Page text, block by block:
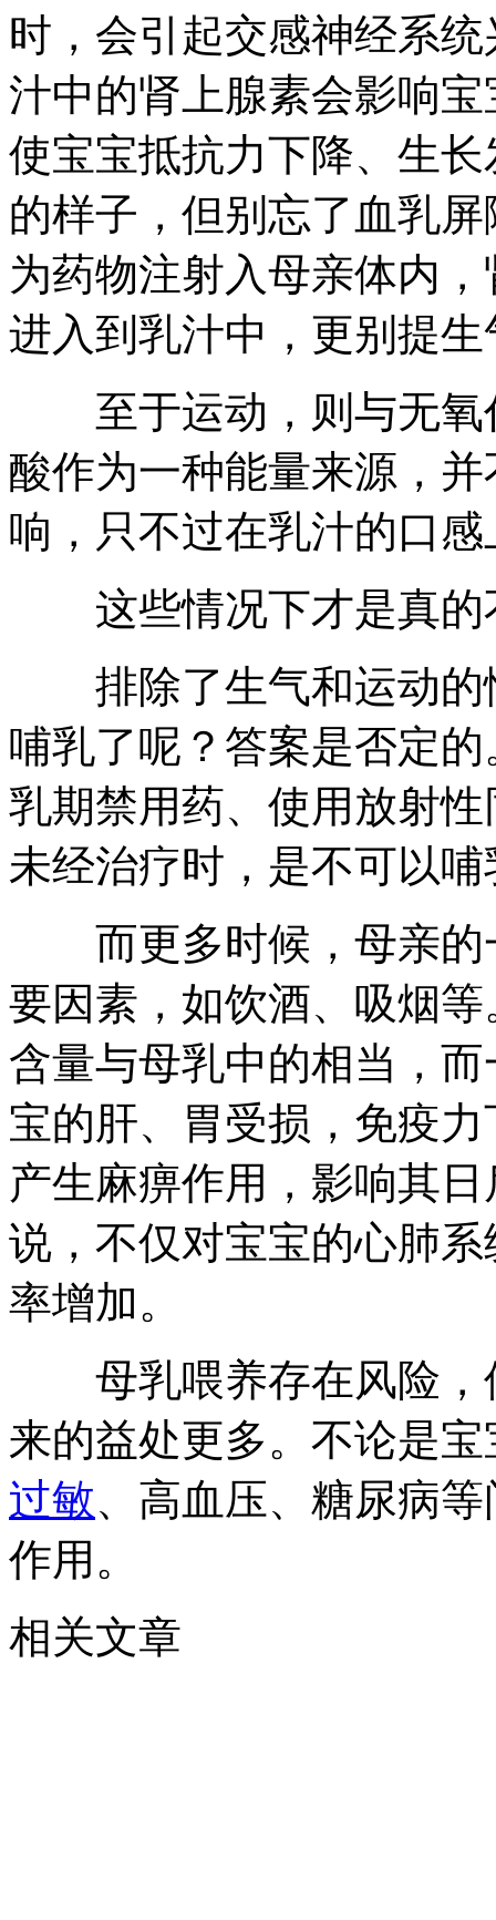
时，会引起交感神经系
汁中的肾上腺素会影响
使宝宝抵抗力下降、生
的样子，但别忘了血乳
为药物注射入母亲体内
进入到乳汁中，更别提
至于运动，则与无氧
酸作为一种能量来源，
响，只不过在乳汁的口
这些情况下才是真的
排除了生气和运动的
哺乳了呢？答案是否定
乳期禁用药、使用放射
未经治疗时，是不可以哺
而更多时候，母亲的
要因素，如饮酒、吸烟
含量与母乳中的相当，
宝的肝、胃受损，免疫
产生麻痹作用，影响其
说，不仅对宝宝的心肺
率增加。
母乳喂养存在风险，
来的益处更多。不论是
过敏、高血压、糖尿病
作用。
相关文章